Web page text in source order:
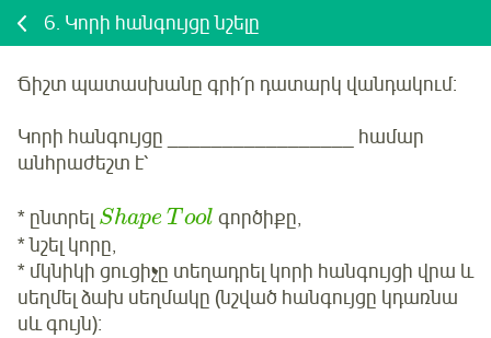
6. Կորի հանգույցը նշելը
Ճիշտ պատասխանը գրի՛ր դատարկ վանդակում:
Կորի հանգույցը _________________ համար
անհրաժեշտ է՝
* ընտրել Shape Tool գործիքը,
* նշել կորը,
* մկնիկի ցուցիչը տեղադրել կորի հանգույցի վրա և
սեղմել ձախ սեղմակը (նշված հանգույցը կդառնա
սև գույն)։